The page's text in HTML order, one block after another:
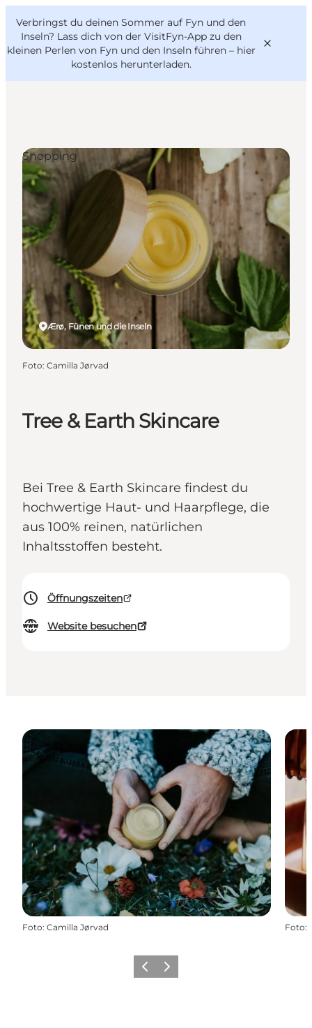
Verbringst du deinen Sommer auf Fyn und den
Inseln? Lass dich von der VisitFyn-App zu den
kleinen Perlen von Fyn und den Inseln führen – hier
kostenlos herunterladen.
Reise Ideen
Outdoor & bike
Essen & trinken
Übernachtung
VisitFyn
Deutsch
Tree & Earth Skincare
Bei Tree & Earth Skincare findest du
hochwertige Haut- und Haarpflege, die
aus 100% reinen, natürlichen
Inhaltsstoffen besteht.
Öffnungszeiten
Website besuchen
Ærø, Fünen und die Inseln
Shopping
Foto: Camilla Jørvad
Foto: Camilla Jørvad Foto:
ZurückWeiter